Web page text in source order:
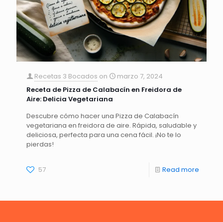
Recetas 3 Bocados on
marzo 7, 2024
Receta de Pizza de Calabacín en Freidora de
Aire: Delicia Vegetariana
Descubre cómo hacer una Pizza de Calabacín
vegetariana en freidora de aire. Rápida, saludable y
deliciosa, perfecta para una cena fácil. ¡No te lo
pierdas!
57 Read more